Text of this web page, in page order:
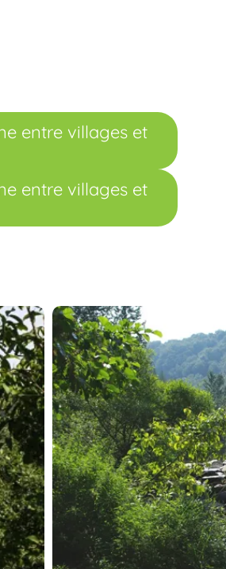
entre villages et
entre villages et